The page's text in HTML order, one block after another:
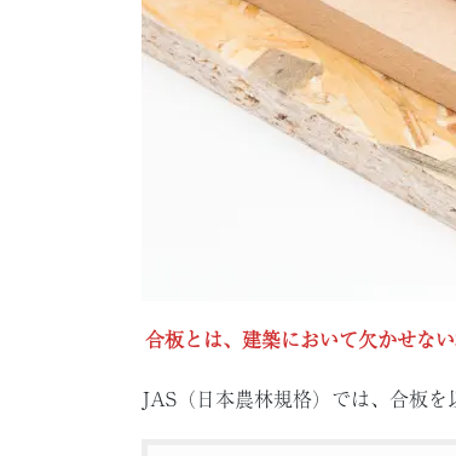
合板とは、建築において欠かせな
JAS（日本農林規格）では、合板を